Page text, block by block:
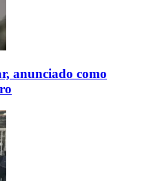
anunciado como